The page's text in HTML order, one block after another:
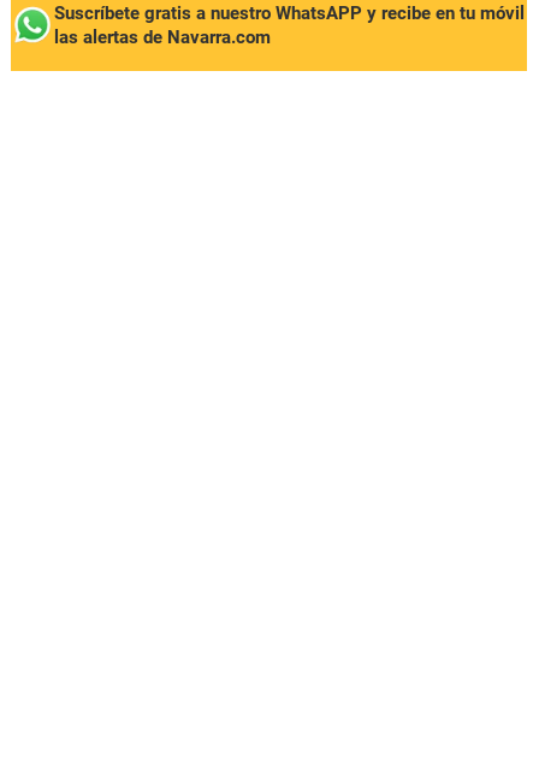
Suscríbete gratis a nuestro WhatsAPP y recibe en tu móvil
las alertas de Navarra.com